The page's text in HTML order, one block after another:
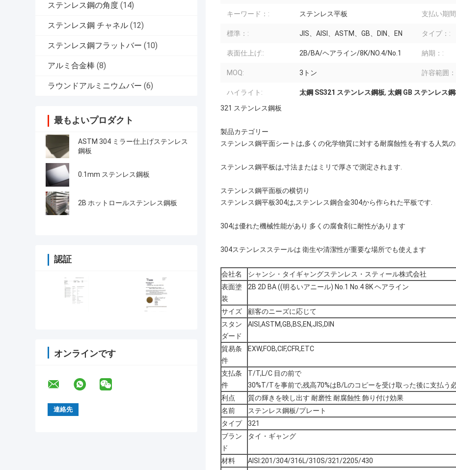
ステンレス鋼の角度 (14)
ステンレス鋼 チャネル (12)
ステンレス鋼フラットバー (10)
アルミ合金棒 (8)
ラウンドアルミニウムバー (6)
最もよいプロダクト
ASTM 304 ミラー仕上げステンレス
鋼板
0.1mm ステンレス鋼板
2B ホットロールステンレス鋼板
認証
オンラインです
キーワード：: ステンレス平板 支払い期間
標準：: JIS、AISI、ASTM、GB、DIN、EN タイプ：:
表面仕上げ:: 2B/BA/ヘアライン/8K/NO.4/No.1 納期：:
MOQ: 3トン 許容範囲
ハイライト: 太鋼 SS321 ステンレス鋼板, 太鋼 GB ステンレス
321 ステンレス鋼板
製品カテゴリー
ステンレス鋼平面シートは,多くの化学物質に対する耐腐蝕性を有する人気
ステンレス鋼平板は,寸法またはミリで厚さで測定されます.
ステンレス鋼平面板の横切り
ステンレス鋼平板304は,ステンレス鋼合金304から作られた平板です.
304は優れた機械性能があり 多くの腐食剤に耐性があります
304ステンレスステールは 衛生や清潔性が重要な場所でも使えます
会社名
シャンシ・タイギャングステンレス・スティール株式会社
表面塗
装
2B 2D BA ((明るいアニール) No.1 No.4 8K ヘアライン
サイズ
顧客のニーズに応じて
スタン
ダード
AISI,ASTM,GB,BS,EN,JIS,DIN
貿易条
件
EXW,FOB,CIF,CFR,ETC
支払条
件
T/T,L/C 目の前で
30%T/Tを事前で,残高70%はB/Lのコピーを受け取った後に支払う
利点
質の輝きを映し出す 耐磨性 耐腐蝕性 飾り付け効果
名前
ステンレス鋼板/プレート
タイプ
321
ブラン
ド
タイ・ギャング
材料
AISI:201/304/316L/310S/321/2205/430